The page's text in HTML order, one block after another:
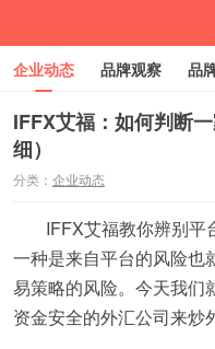
企业动态 品牌观察 品
深度观察 伙伴计划
IFFX艾福：如何判断
细）
分类： 企业动态
IFFX艾福教你辨别平
一种是来自平台的风险也
易策略的风险。今天我们
资金安全的外汇公司来炒